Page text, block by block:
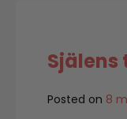
Själens
Posted on 8